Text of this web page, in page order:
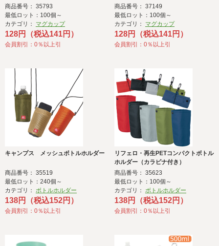
商品番号： 35793
最低ロット：100個～
カテゴリ： マグカップ
128円（税込141円）
会員割引：0％以上引
商品番号： 37149
最低ロット：100個～
カテゴリ： マグカップ
128円（税込141円）
会員割引：0％以上引
キャンプス メッシュボトルホルダー
商品番号： 35519
最低ロット：240個～
カテゴリ： ボトルホルダー
138円（税込152円）
会員割引：0％以上引
リフェロ・再生PETコンパクトボトル
ホルダー（カラビナ付き）
商品番号： 35623
最低ロット：100個～
カテゴリ： ボトルホルダー
138円（税込152円）
会員割引：0％以上引